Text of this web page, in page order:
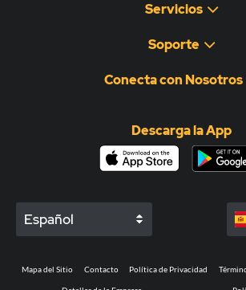
Servicios
Soporte
Conecta con Nosotros
Descarga la App
Español
Mapa del Sitio Contacto Política de Privacidad